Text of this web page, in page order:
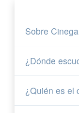
Sobre
¿Dónde
¿Quién es el